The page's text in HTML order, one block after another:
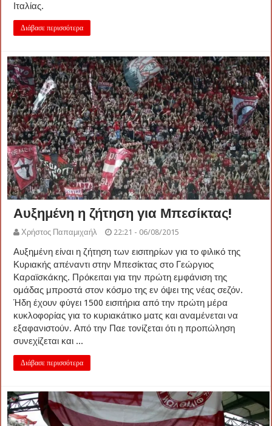
Ιταλίας.
Διάβασε περισσότερα
Αυξημένη η ζήτηση για Μπεσίκτας!
Χρήστος Παπαμιχαήλ 22:21 - 06/08/2015
Αυξημένη είναι η ζήτηση των εισιτηρίων για το φιλικό της
Κυριακής απέναντι στην Μπεσίκτας στο Γεώργιος
Καραϊσκάκης. Πρόκειται για την πρώτη εμφάνιση της
ομάδας μπροστά στον κόσμο της εν όψει της νέας σεζόν.
Ήδη έχουν φύγει 1500 εισιτήρια από την πρώτη μέρα
κυκλοφορίας για το κυριακάτικο ματς και αναμένεται να
εξαφανιστούν. Από την Παε τονίζεται ότι η προπώληση
συνεχίζεται και ...
Διάβασε περισσότερα